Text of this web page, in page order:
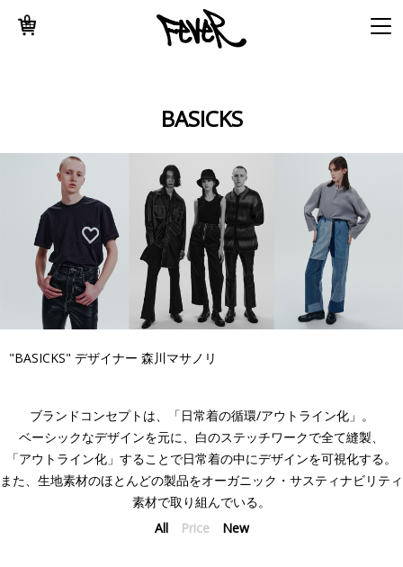
0
BASICKS
"BASICKS" デザイナー 森川マサノリ
ブランドコンセプトは、「日常着の循環/アウトライン化」。
ベーシックなデザインを元に、白のステッチワークで全て縫製、
「アウトライン化」することで日常着の中にデザインを可視化する。
また、生地素材のほとんどの製品をオーガニック・サスティナビリティ
素材で取り組んでいる。
All
Price New